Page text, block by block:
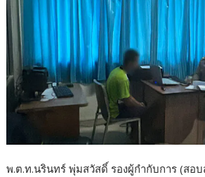
พ.ต.ท.นรินทร์ พุ่มสวัสดิ์ รองผู้กำกับการ (สอบ